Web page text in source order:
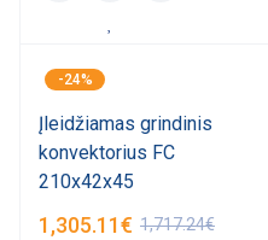
-24%
Įleidžiamas grindinis
konvektorius FC
210x42x45
1,717.24€
1,305.11€